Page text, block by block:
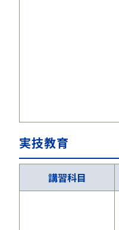
実技教育
講習科目